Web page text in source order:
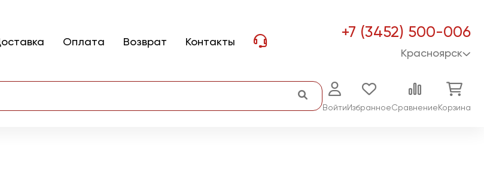
Оплата Возврат Контакты
+7 (3452) 500-006
Красноярск
Войти ИзбранноеСравнение Корзина